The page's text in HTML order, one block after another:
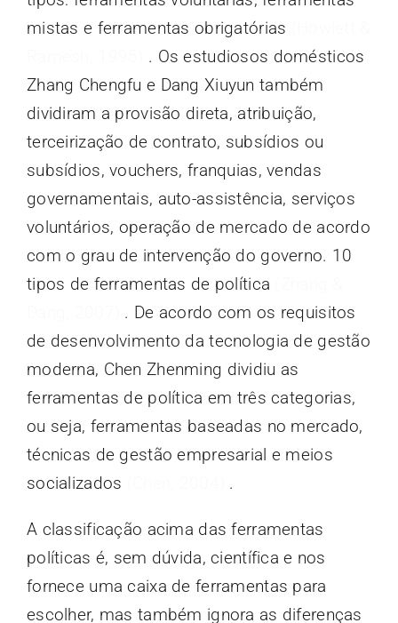
mistas e ferramentas obrigatórias
. Os estudiosos domésticos
Zhang Chengfu e Dang Xiuyun também
dividiram a provisão direta, atribuição,
terceirização de contrato, subsídios ou
subsídios, vouchers, franquias, vendas
governamentais, auto-assistência, serviços
voluntários, operação de mercado de acordo
com o grau de intervenção do governo. 10
tipos de ferramentas de política
. De acordo com os requisitos
de desenvolvimento da tecnologia de gestão
moderna, Chen Zhenming dividiu as
ferramentas de política em três categorias,
ou seja, ferramentas baseadas no mercado,
técnicas de gestão empresarial e meios
socializados
.
A classificação acima das ferramentas
políticas é, sem dúvida, científica e nos
fornece uma caixa de ferramentas para
escolher, mas também ignora as diferenças